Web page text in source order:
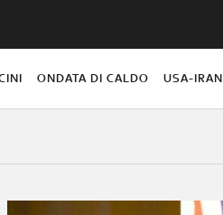
ONDATA DI CALDO USA-IRAN